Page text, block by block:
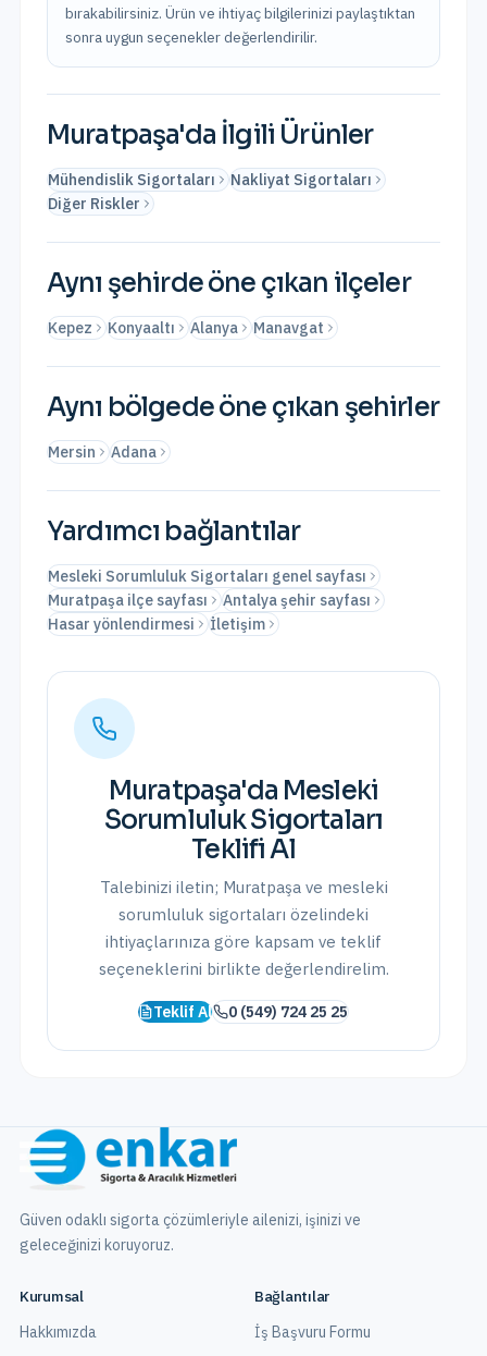
bırakabilirsiniz. Ürün ve ihtiyaç bilgilerinizi paylaştıktan
sonra uygun seçenekler değerlendirilir.
Muratpaşa'da İlgili Ürünler
Mühendislik Sigortaları
Nakliyat Sigortaları
Diğer Riskler
Aynı şehirde öne çıkan ilçeler
Kepez Konyaaltı Alanya Manavgat
Aynı bölgede öne çıkan şehirler
Mersin Adana
Yardımcı bağlantılar
Mesleki Sorumluluk Sigortaları genel sayfası
Muratpaşa ilçe sayfası
Antalya şehir sayfası
Hasar yönlendirmesi
İletişim
Muratpaşa'da Mesleki
Sorumluluk Sigortaları
Teklifi Al
Talebinizi iletin; Muratpaşave mesleki
sorumluluk sigortaları özelindeki
ihtiyaçlarınıza göre kapsam ve teklif
seçeneklerini birlikte değerlendirelim.
Teklif Al 0 (549) 724 25 25
Güven odaklı sigorta çözümleriyle ailenizi, işinizi ve
geleceğinizi koruyoruz.
Kurumsal
Hakkımızda
Bağlantılar
İş Başvuru Formu